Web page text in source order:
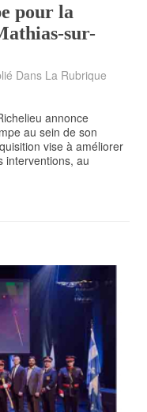
pour la
sur-
Dans La Rubrique
annonce
au sein de son
vise à améliorer
interventions, au